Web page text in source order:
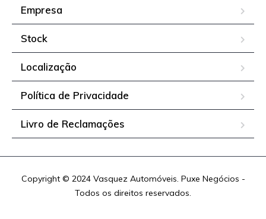
Empresa
Stock
Localização
Política de Privacidade
Livro de Reclamações
Copyright © 2024 Vasquez Automóveis. Puxe Negócios -
Todos os direitos reservados.